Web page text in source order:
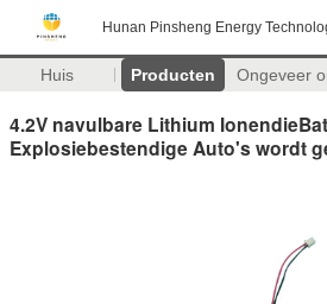
Hunan Pinsheng Energy
Huis Producten Ongeveer
4.2V navulbare Lithium
Explosiebestendige Auto's wordt